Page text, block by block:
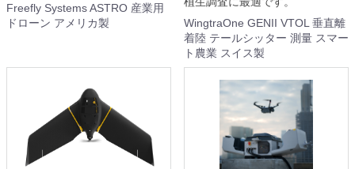
Freefly Systems ASTRO 産業用
ドローン アメリカ製
WingtraOne GENII VTOL 垂直離
着陸 テールシッター 測量 スマー
ト農業 スイス製